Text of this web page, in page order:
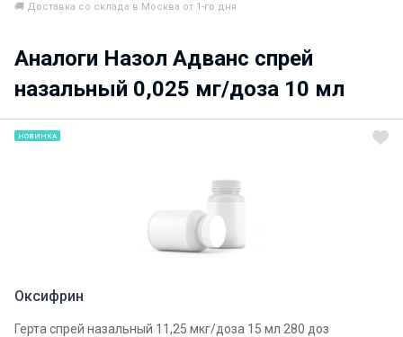
🚚 Доставка со склада в Москва от 1-го дня
Аналоги Назол Адванс спрей
назальный 0,025 мг/доза 10 мл
НОВИНКА
Оксифрин
Герта спрей назальный 11,25 мкг/доза 15 мл 280 доз